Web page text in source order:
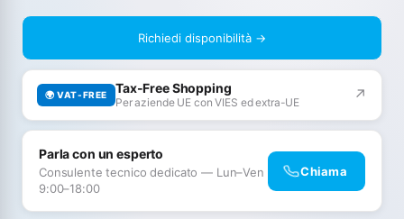
Richiedi disponibilità →
🌍 VAT-FREE Tax-Free Shopping
Per aziende UE con VIES ed extra-UE ↗
Parla con un esperto
Consulente tecnico dedicato — Lun–Ven
9:00–18:00
Chiama